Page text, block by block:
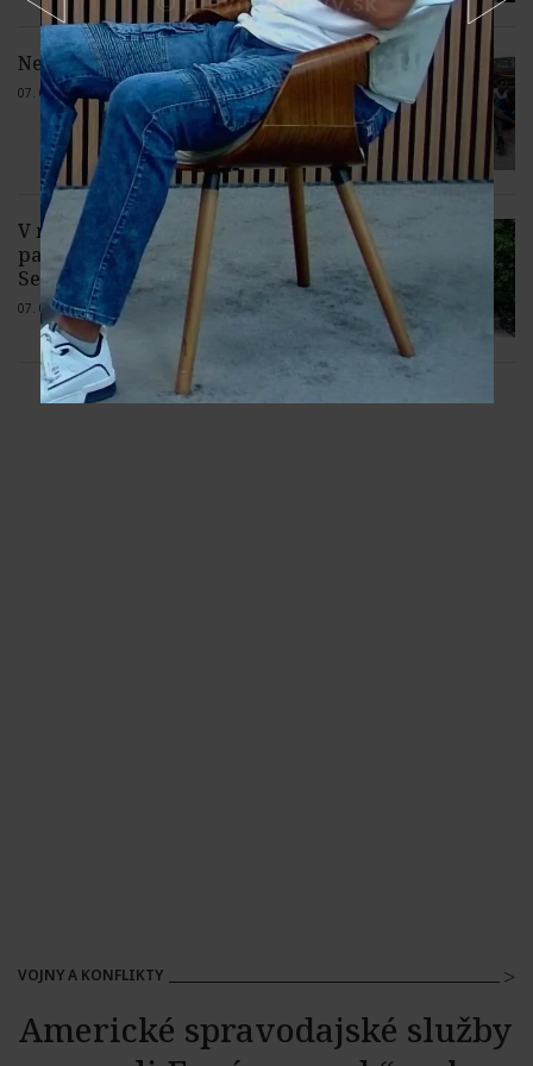
Nebezpečné i svým sousedům
07. 08. 2026 |Žiadne komentáre
V mestskej časti Košice-Krásna otvorili
park pomenovaný po kňazovi J.
Semivanovi
07. 08. 2026 | Žiadne komentáre
VOJNY A KONFLIKTY
Americké spravodajské služby